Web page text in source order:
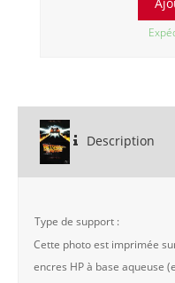
Description
Type de support :
Cette photo est imprimée
encres HP à base aqueuse